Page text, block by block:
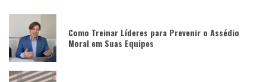
Como Treinar Líderes para Prevenir o Assédio
Moral em Suas Equipes